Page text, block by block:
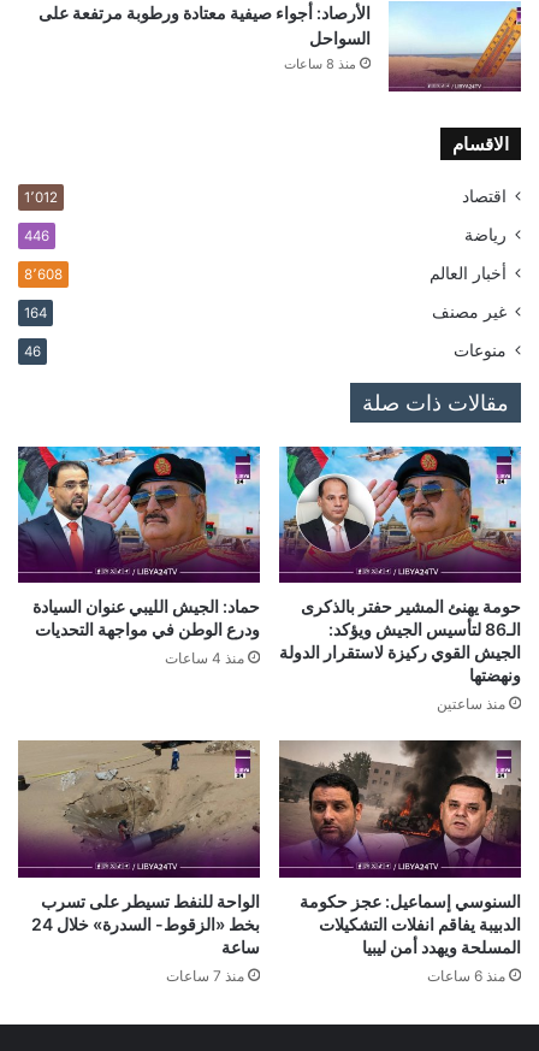
الأرصاد: أجواء صيفية معتادة ورطوبة مرتفعة على
السواحل
منذ 8 ساعات
الاقسام
اقتصاد 1٬012
رياضة 446
أخبار العالم 8٬608
غير مصنف 164
منوعات 46
مقالات ذات صلة
حومة يهنئ المشير حفتر بالذكرى
الـ86 لتأسيس الجيش ويؤكد:
الجيش القوي ركيزة لاستقرار الدولة
ونهضتها
منذ ساعتين
حماد: الجيش الليبي عنوان السيادة
ودرع الوطن في مواجهة التحديات
منذ 4 ساعات
السنوسي إسماعيل: عجز حكومة
الدبيبة يفاقم انفلات التشكيلات
المسلحة ويهدد أمن ليبيا
منذ 6 ساعات
الواحة للنفط تسيطر على تسرب
بخط «الزقوط- السدرة» خلال 24
ساعة
منذ 7 ساعات